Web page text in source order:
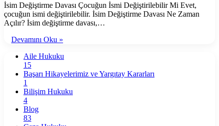
İsim Değiştirme Davası Çocuğun İsmi Değiştirilebilir Mi Evet,
çocuğun ismi değiştirilebilir. İsim Değiştirme Davası Ne Zaman
Açılır? İsim değiştirme davası,…
Devamını Oku »
Aile Hukuku
15
Başarı Hikayelerimiz ve Yargıtay Kararları
1
Bilişim Hukuku
4
Blog
83